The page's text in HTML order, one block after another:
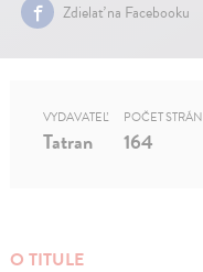
Zdielať na Facebooku
O TITULE
VYDAVATEĽ
Tatran
POČET STRÁN
164